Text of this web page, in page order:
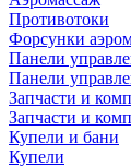
Противотоки
Форсунки
Панели
Панели
Запчасти и
Запчасти и
Купели и бани
Купели